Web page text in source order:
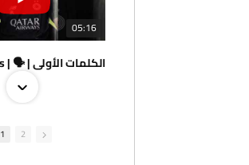
05:16
الكلمات الأولى | 🗣 | First words
1 2